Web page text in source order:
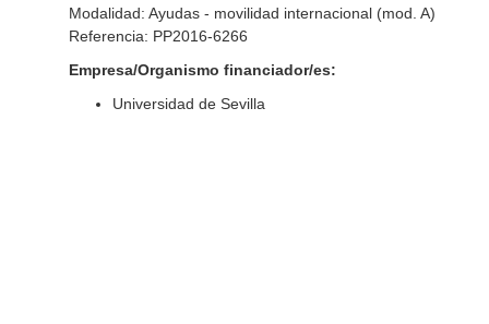
Modalidad: Ayudas - movilidad internacional (mod. A)
Referencia: PP2016-6266
Empresa/Organismo financiador/es:
Universidad de Sevilla